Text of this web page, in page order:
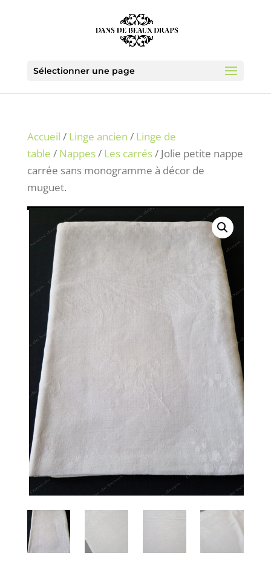
Sélectionner une page
Accueil / Linge ancien / Linge de
table / Nappes/ Les carrés/ Jolie petite nappe
carrée sans monogramme à décor de
muguet.